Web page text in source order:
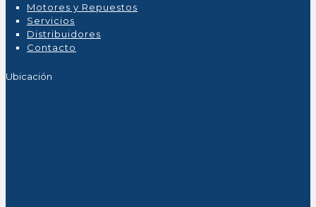
Motores y Repuestos
Servicios
Distribuidores
Contacto
Ubicación